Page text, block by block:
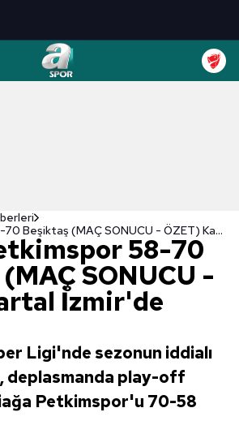
Aliağa Petkimspor 58-70 Beşiktaş (MAÇ SONUCU - ÖZET) Kartal İzmir'de kazandı!
58-70
SONUCU -
İzmir'de
Ligi'nde sezonun iddialı
deplasmanda play-off
Petkimspor'u 70-58